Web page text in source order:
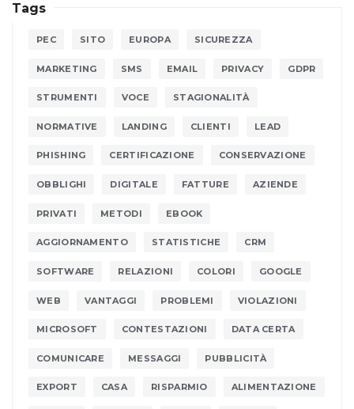
Tags
PEC SITO EUROPA SICUREZZA
MARKETING SMS EMAIL PRIVACY GDPR
STRUMENTI VOCE STAGIONALITÀ
NORMATIVE LANDING CLIENTI LEAD
PHISHING CERTIFICAZIONE CONSERVAZIONE
OBBLIGHI DIGITALE FATTURE AZIENDE
PRIVATI METODI EBOOK
AGGIORNAMENTO STATISTICHE CRM
SOFTWARE RELAZIONI COLORI GOOGLE
WEB VANTAGGI PROBLEMI VIOLAZIONI
MICROSOFT CONTESTAZIONI DATA CERTA
COMUNICARE MESSAGGI PUBBLICITÀ
EXPORT CASA RISPARMIO ALIMENTAZIONE